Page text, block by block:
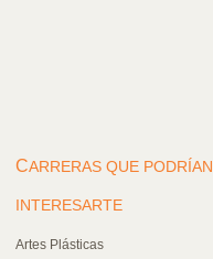
CARRERAS QUE PODRÍAN
INTERESARTE
Artes Plásticas